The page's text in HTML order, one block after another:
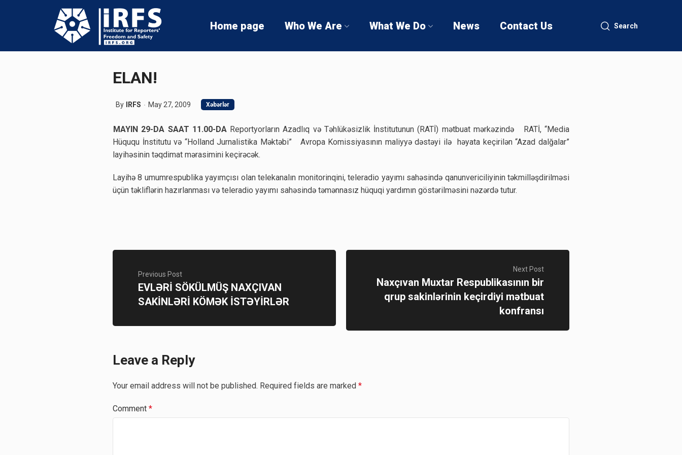
Home page Who We Are What We Do News Contact Us Search
ELAN!
By IRFS May 27, 2009 Xəbərlər
MAYIN 29-DA SAAT 11.00-DAReportyorların Azadlıq və Təhlükəsizlik İnstitutunun (RATİ) mətbuat mərkəzində RATİ, “Media
Hüququ İnstitutu və “Holland Jurnalistika Məktəbi” Avropa Komissiyasının maliyyə dəstəyi ilə həyata keçirilən “Azad dalğalar”
layihəsinin təqdimat mərasimini keçirəcək.
Layihə 8 umumrespublika yayımçısı olan telekanalın monitorinqini, teleradio yayımı sahəsində qanunvericiliyinin təkmilləşdirilməsi
üçün təkliflərin hazırlanması və teleradio yayımı sahəsində təmənnasız hüquqi yardımın göstərilməsini nəzərdə tutur.
Previous Post
EVLƏRİ SÖKÜLMÜŞ NAXÇIVAN
SAKİNLƏRİ KÖMƏK İSTƏYİRLƏR
Next Post
Naxçıvan Muxtar Respublikasının bir
qrup sakinlərinin keçirdiyi mətbuat
konfransı
Leave a Reply
Your email address will not be published. Required fields are marked *
Comment *